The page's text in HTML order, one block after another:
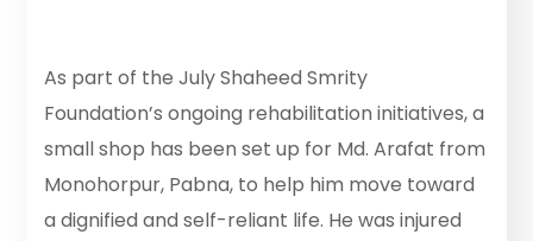
As part of the July Shaheed Smrity
Foundation’s ongoing rehabilitation initiatives, a
small shop has been set up for Md. Arafat from
Monohorpur, Pabna, to help him move toward
a dignified and self-reliant life. He was injured